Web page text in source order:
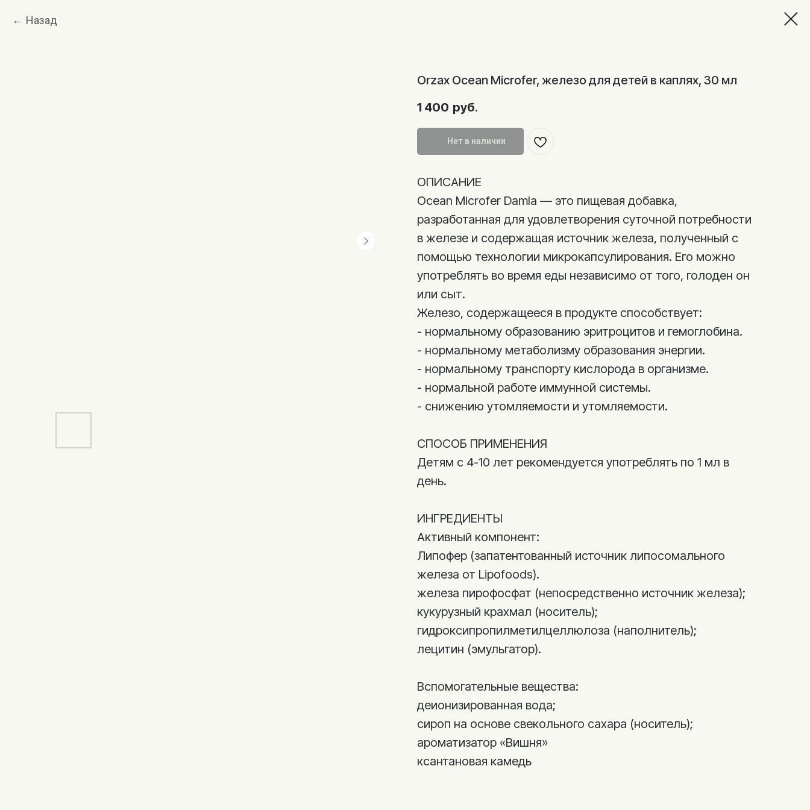
Назад
Orzax Ocean Microfer, железо для детей в каплях, 30 мл
1 400 руб.
Нет в наличии
ОПИСАНИЕ
Ocean Microfer Damla — это пищевая добавка,
разработанная для удовлетворения суточной потребности
в железе и содержащая источник железа, полученный с
помощью технологии микрокапсулирования. Его можно
употреблять во время еды независимо от того, голоден он
или сыт.
Железо, содержащееся в продукте способствует:
- нормальному образованию эритроцитов и гемоглобина.
- нормальному метаболизму образования энергии.
- нормальному транспорту кислорода в организме.
- нормальной работе иммунной системы.
- снижению утомляемости и утомляемости.
СПОСОБ ПРИМЕНЕНИЯ
Детям с 4-10 лет рекомендуется употреблять по 1 мл в
день.
ИНГРЕДИЕНТЫ
Активный компонент:
Липофер (запатентованный источник липосомального
железа от Lipofoods).
железа пирофосфат (непосредственно источник железа);
кукурузный крахмал (носитель);
гидроксипропилметилцеллюлоза (наполнитель);
лецитин (эмульгатор).
Вспомогательные вещества:
деионизированная вода;
сироп на основе свекольного сахара (носитель);
ароматизатор «Вишня»
ксантановая камедь